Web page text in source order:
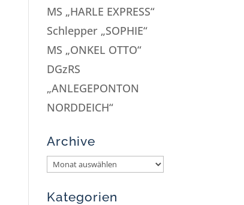
MS „HARLE EXPRESS“
Schlepper „SOPHIE“
MS „ONKEL OTTO“
DGzRS
„ANLEGEPONTON
NORDDEICH“
Archive
Kategorien